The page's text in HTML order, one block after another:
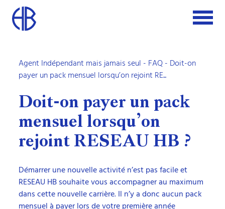
Agent Indépendant mais jamais seul - FAQ- Doit-on
payer un pack mensuel lorsqu’on rejoint RE...
Doit-on payer un pack
mensuel lorsqu’on
rejoint RESEAU HB ?
Démarrer une nouvelle activité n’est pas facile et
RESEAU HB souhaite vous accompagner au maximum
dans cette nouvelle carrière. Il n’y a donc aucun pack